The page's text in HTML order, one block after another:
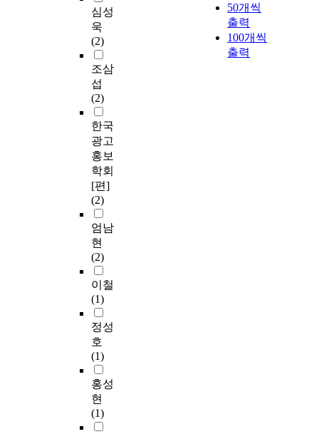
심성
욱
(2)
조삼
섭
(2)
한국
광고
홍보
학회
[편]
(2)
엄남
현
(2)
이철
(1)
정성
호
(1)
홍성
현
(1)
50개씩
출력
100개씩
출력